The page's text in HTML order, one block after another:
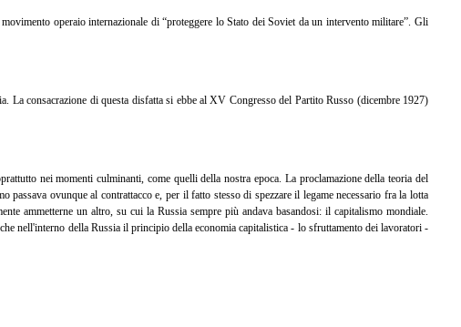
operaio internazionale di “proteggere lo Stato dei Soviet da un intervento militare”. Gli
La consacrazione di questa disfatta si ebbe al XV Congresso del Partito Russo (dicembre 1927)
nei momenti culminanti, come quelli della nostra epoca. La proclamazione della teoria del
ovunque al contrattacco e, per il fatto stesso di spezzare il legame necessario fra la lotta
ammetterne un altro, su cui la Russia sempre più andava basandosi: il capitalismo mondiale.
nell'interno della Russia il principio della economia capitalistica - lo sfruttamento dei lavoratori -